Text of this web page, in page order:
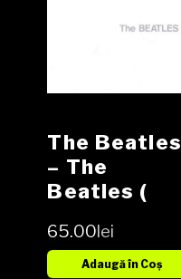
The Beatles
– The
Beatles (
) 2 x CD,
Album,
65.00lei
Adaugă în Coș